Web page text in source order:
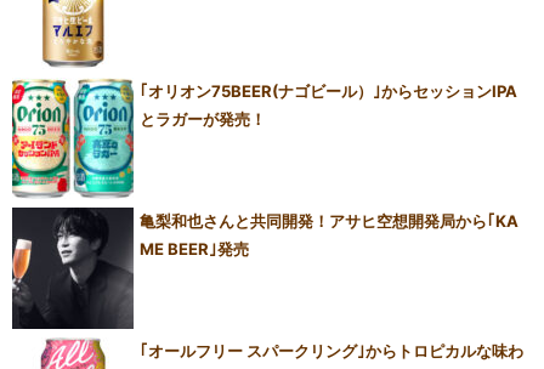
｢オリオン75BEER(ナゴビール）｣からセッションIPA
とラガーが発売！
亀梨和也さんと共同開発！アサヒ空想開発局から｢KA
ME BEER｣発売
｢オールフリー スパークリング｣からトロピカルな味わ